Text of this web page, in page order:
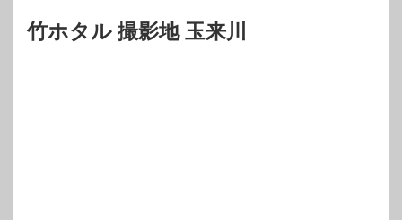
竹ホタル 撮影地 玉来川